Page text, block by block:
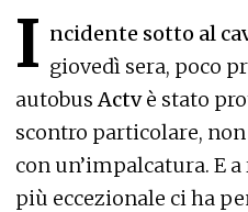
I ncidente sotto al
giovedì sera, poco
autobus Actvè stato
scontro particolare,
con un’impalcatura. E
più eccezionale ci ha